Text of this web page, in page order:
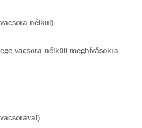
nélkül)
vacsora nélküli meghívásokra: